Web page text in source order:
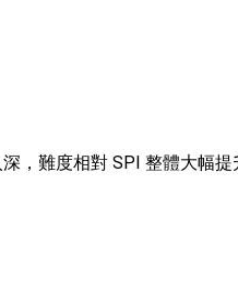
，難度相對 SPI 整體大幅提